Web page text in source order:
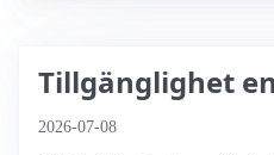
Tillgänglighet
2026-07-08